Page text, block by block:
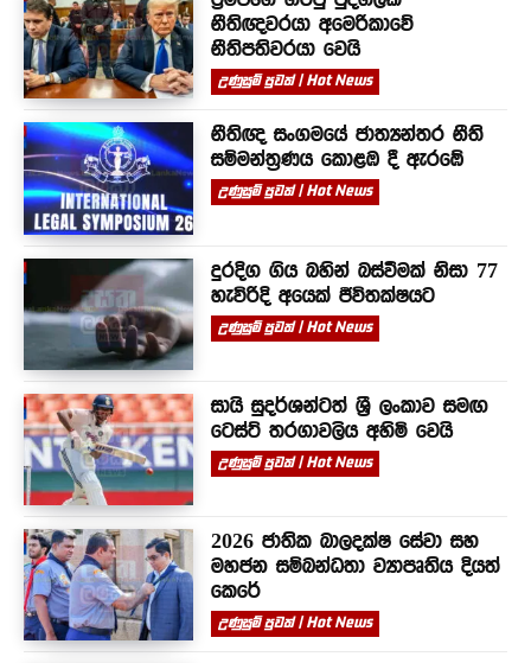
නීතිඥවරයා අමෙරිකාවේ
නීතිපතිවරයා වෙයි
උණුසුම් පුවත් | Hot News
නීතිඥ සංගමයේ ජාත්‍යන්තර නීති
සම්මන්ත්‍රණය කොළඹ දී ඇරඹේ
උණුසුම් පුවත් | Hot News
දුරදිග ගිය බහින් බස්වීමක් නිසා 77
හැවිරිදි අයෙක් ජීවිතක්ෂයට
උණුසුම් පුවත් | Hot News
සායි සුදර්ශන්ටත් ශ්‍රී ලංකාව සමඟ
ටෙස්ට් තරගාවලිය අහිමි වෙයි
උණුසුම් පුවත් | Hot News
2026 ජාතික බාලදක්ෂ සේවා සහ
මහජන සම්බන්ධතා ව්‍යාපෘතිය දියත්
කෙරේ
උණුසුම් පුවත් | Hot News